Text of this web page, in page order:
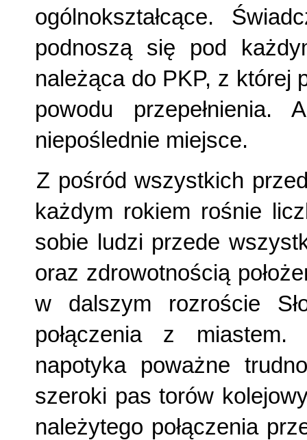
ogólnokształcące.
podnoszą się pod
należąca do PKP, z której
powodu
niepoślednie miejsce.
Z pośród wszystkich
każdym rokiem rośnie
sobie ludzi przede
oraz zdro­wotnością
w dalszym roz­roście
połączenia z
napotyka poważne
szeroki pas torów
należytego połączenia